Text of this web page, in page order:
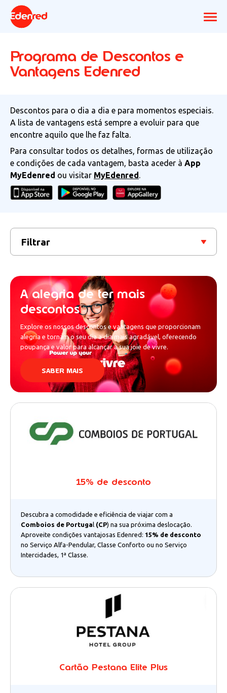
Programa de Descontos e
Vantagens Edenred
Descontos para o dia a dia e para momentos especiais.
A lista de vantagens está sempre a evoluir para que
encontre aquilo que lhe faz falta.
Para consultar todos os detalhes, formas de utilização
e condições de cada vantagem, basta aceder à App
MyEdenred ou visitar MyEdenred.
Filtrar
A alegria de ter mais
descontos
Explore os nossos descontos e vantagens que proporcionam
alegria e tornam o seu dia a dia mais agradável, oferecendo
poupança e valor para alcançar a sua joie de vivre.
SABER MAIS
15% de desconto
Descubra a comodidade e eficiência de viajar com a
Comboios de Portuga l (CP) na sua próxima deslocação.
Aproveite condições vantajosas Edenred: 15% de desconto
no Serviço Alfa-Pendular, Classe Conforto ou no Serviço
Intercidades, 1ª Classe.
Cartão Pestana Elite Plus